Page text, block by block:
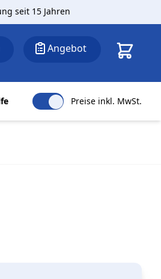
seit 15 Jahren
Angebot
Preise inkl. MwSt.